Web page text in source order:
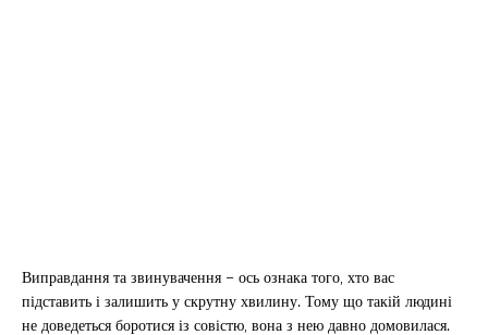
Виправдання та звинувачення – ось ознака того, хто вас
підставить і залишить у скрутну хвилину. Тому що такій людині
не доведеться боротися із совістю, вона з нею давно домовилася.